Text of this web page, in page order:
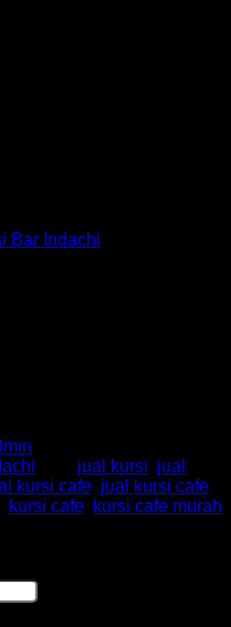
Bar Indachi
Ind HM
jual kursi jual
kursi cafe jual kursi cafe
kursi cafe kursi cafe murah